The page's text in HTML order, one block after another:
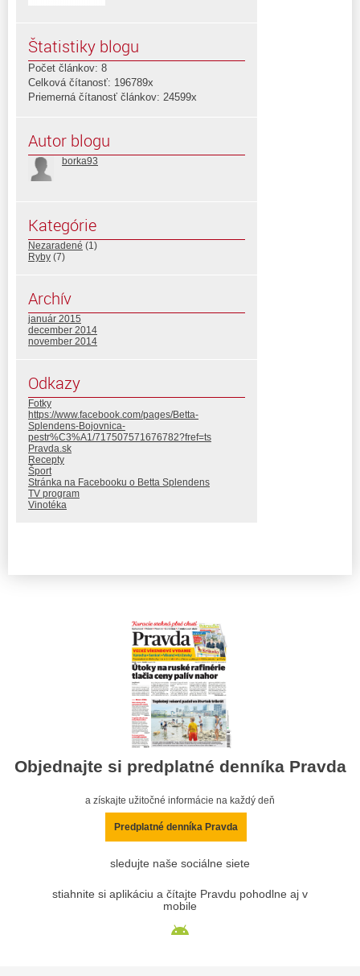
Štatistiky blogu
Počet článkov: 8
Celková čítanosť: 196789x
Priemerná čítanosť článkov: 24599x
Autor blogu
borka93
Kategórie
Nezaradené (1)
Ryby (7)
Archív
január 2015
december 2014
november 2014
Odkazy
Fotky
https://www.facebook.com/pages/Betta-
Splendens-Bojovnica-
pestr%C3%A1/717507571676782?fref=ts
Pravda.sk
Recepty
Šport
Stránka na Facebooku o Betta Splendens
TV program
Vinotéka
Objednajte si predplatné denníka Pravda
a získajte užitočné informácie na každý deň
Predplatné denníka Pravda
sledujte naše sociálne siete
stiahnite si aplikáciu a čítajte Pravdu pohodlne aj v
mobile